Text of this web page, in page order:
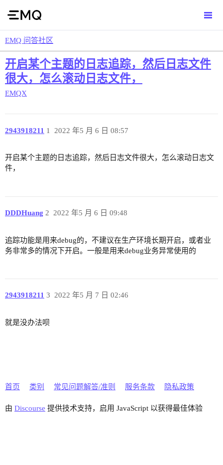
EMQ 问答社区
开启某个主题的日志追踪，然后日志文件
很大，怎么滚动日志文件，
EMQX
2943918211 2022 年5 月 6 日 08:57
1
开启某个主题的日志追踪，然后日志文件很大，怎么滚动日志文
件，
DDDHuang 2022 年5 月 6 日 09:48
2
追踪功能是用来debug的，不建议在生产环境长期开启，或者业
务非常多的情况下开启。一般是用来debug业务异常使用的
2943918211 2022 年5 月 7 日 02:46
3
就是没办法呗
首页 类别 常见问题解答/准则 服务条款 隐私政策
由 Discourse 提供技术支持，启用 JavaScript 以获得最佳体验